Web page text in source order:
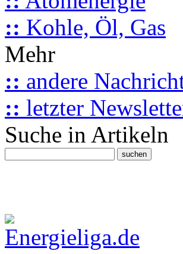
:: Kohle, Öl, Gas
Mehr
:: andere
:: letzter
Suche in Artikeln